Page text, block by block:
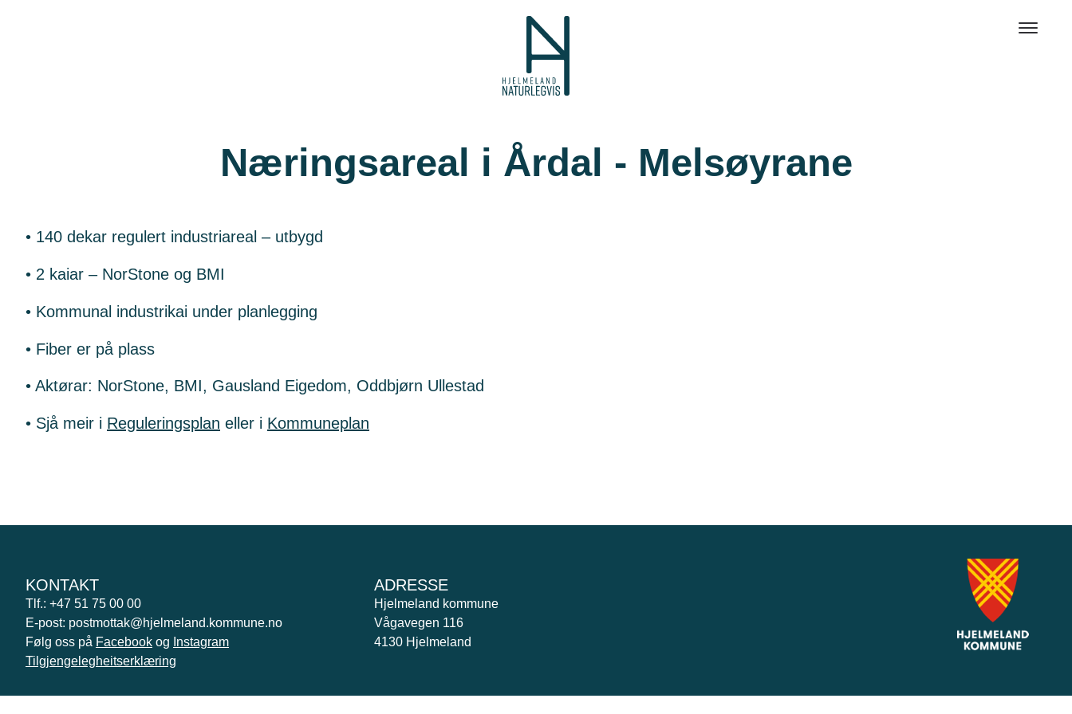
Næringsareal i Årdal - Melsøyrane
• 140 dekar regulert industriareal – utbygd
• 2 kaiar – NorStone og BMI
• Kommunal industrikai under planlegging
• Fiber er på plass
• Aktørar: NorStone, BMI, Gausland Eigedom, Oddbjørn Ullestad
• Sjå meir i Reguleringsplan eller i Kommuneplan
KONTAKT
Tlf.: +47 51 75 00 00
E-post: postmottak@hjelmeland.kommune.no
Følg oss på Facebook og Instagram
Tilgjengelegheitserklæring
ADRESSE
Hjelmeland kommune
Vågavegen 116
4130 Hjelmeland